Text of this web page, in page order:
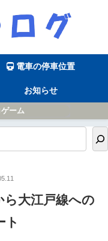
電車の停車位置
お知らせ
ゲーム
ら大江戸線への
ト